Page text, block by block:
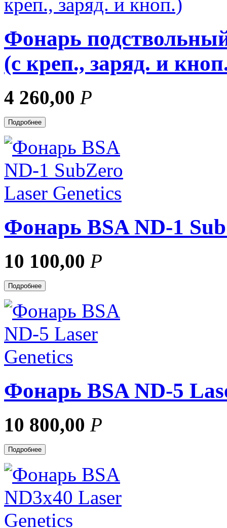
Фонарь
(с креп., заряд. и
4 260,00 Р
Подробнее
Фонарь BSA ND-1
10 100,00 Р
Подробнее
Фонарь BSA ND-5
10 800,00 Р
Подробнее